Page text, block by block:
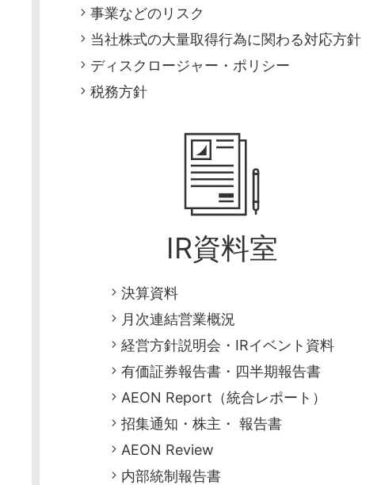
事業などのリスク
当社株式の大量取得行為に関わる対応方針
ディスクロージャー・ポリシー
税務方針
IR資料室
決算資料
月次連結営業概況
経営方針説明会・IRイベント資料
有価証券報告書・四半期報告書
AEON Report（統合レポート）
招集通知・株主・ 報告書
AEON Review
内部統制報告書